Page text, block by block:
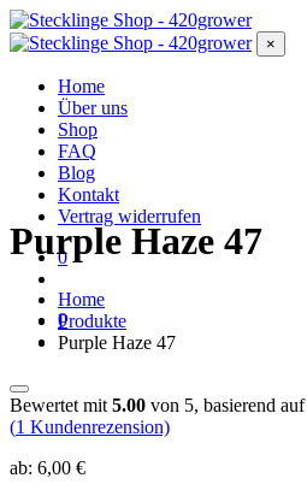
×
Home
Über uns
Shop
FAQ
Blog
Kontakt
Vertrag widerrufen
0
0
Purple Haze 47
Home
Produkte
Purple Haze 47
Bewertet mit5.00 von 5, basierend auf
(1 Kundenrezension)
ab: 6,00 €